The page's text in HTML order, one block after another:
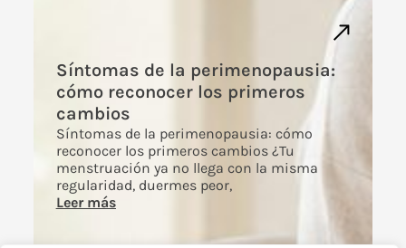
Síntomas de la perimenopausia:
cómo reconocer los primeros
cambios
Síntomas de la perimenopausia: cómo
reconocer los primeros cambios ¿Tu
menstruación ya no llega con la misma
regularidad, duermes peor,
Leer más